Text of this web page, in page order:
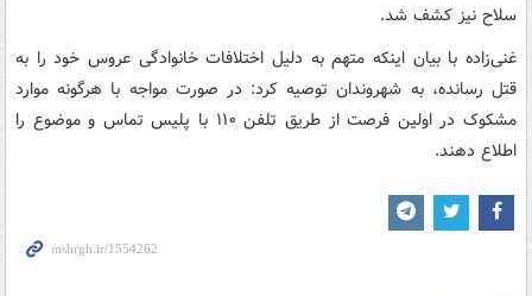
سلاح نیز کشف شد.
غنی‌زاده با بیان اینکه متهم به دلیل اختلافات خانوادگی عروس خود را به
قتل رسانده، به شهروندان توصیه کرد: در صورت مواجه با هرگونه موارد
مشکوک در اولین فرصت از طریق تلفن ۱۱۰ با پلیس تماس و موضوع را
اطلاع دهند.